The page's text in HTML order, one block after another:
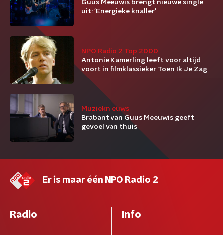
Guus Meeuwis brengt nieuwe single
uit: 'Energieke knaller'
NPO Radio 2 Top 2000
Antonie Kamerling leeft voor altijd
voort in filmklassieker Toen Ik Je Zag
Muzieknieuws
Brabant van Guus Meeuwis geeft
gevoel van thuis
Er is maar één NPO Radio 2
Radio Info